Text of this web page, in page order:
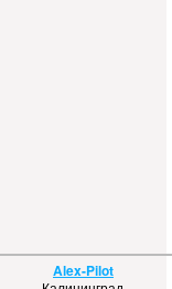
Alex-Pilot